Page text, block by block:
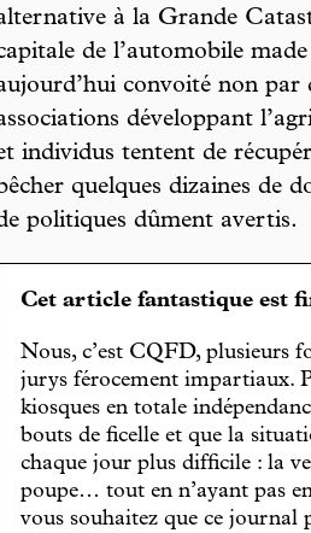
à la Grande
de l’automobile
convoité non
développant
individus tentent de
quelques dizaines de
politiques dûment avertis.
Cet article fantastique est
Nous, c’est CQFD, plusieurs
jurys férocement impartiaux.
kiosques en totale
bouts de ficelle et que la
chaque jour plus difficile : la
poupe… tout en n’ayant pas
vous souhaitez que ce journal